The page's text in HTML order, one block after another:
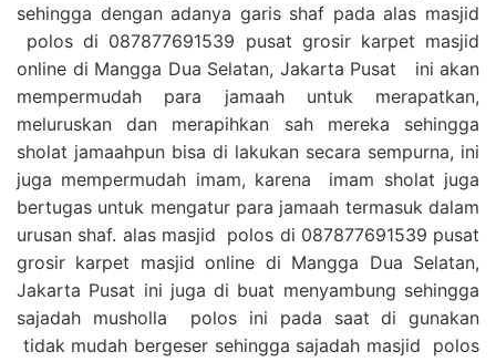
sehingga dengan adanya garis shaf pada alas masjid
polos di 087877691539 pusat grosir karpet masjid
online di Mangga Dua Selatan, Jakarta Pusat ini akan
mempermudah para jamaah untuk merapatkan,
meluruskan dan merapihkan sah mereka sehingga
sholat jamaahpun bisa di lakukan secara sempurna, ini
juga mempermudah imam, karena imam sholat juga
bertugas untuk mengatur para jamaah termasuk dalam
urusan shaf. alas masjid polos di 087877691539 pusat
grosir karpet masjid online di Mangga Dua Selatan,
Jakarta Pusat ini juga di buat menyambung sehingga
sajadah musholla polos ini pada saat di gunakan
tidak mudah bergeser sehingga sajadah masjid polos